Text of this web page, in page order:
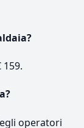
operatori